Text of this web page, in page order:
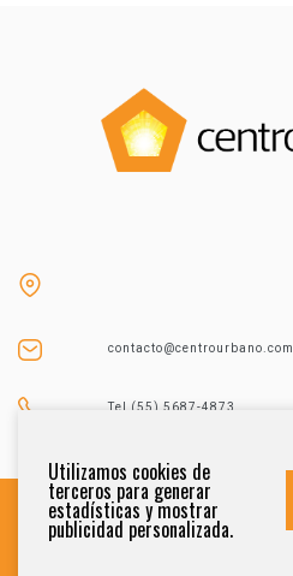
contacto@centrourbano.com
Tel (55) 5687-4873
Utilizamos cookies de
terceros para generar
estadísticas y mostrar
publicidad personalizada.